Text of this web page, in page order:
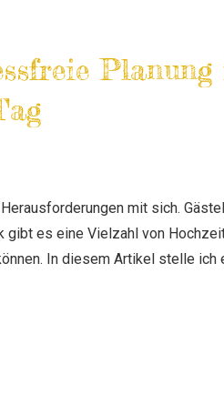
mit sich.
gibt es eine Vielzahl von
In diesem Artikel stelle ich